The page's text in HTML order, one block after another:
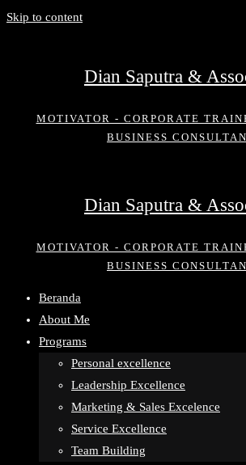
Skip to content
Dian Saputra &
MOTIVATOR - CORPORATE
BUSINESS
Dian Saputra &
MOTIVATOR - CORPORATE
BUSINESS
Beranda
About Me
Programs
Personal excellence
Leadership Excellence
Marketing & Sales Excelence
Service Excellence
Team Building